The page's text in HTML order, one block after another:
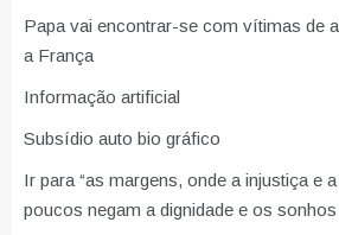
Papa vai encontrar-se com vítimas de
a França
Informação artificial
Subsídio auto bio gráfico
Ir para “as margens, onde a injustiça e
poucos negam a dignidade e os sonhos